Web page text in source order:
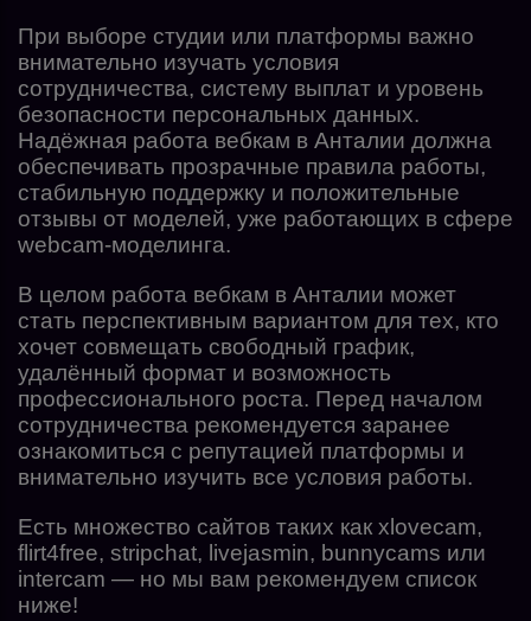
При выборе студии или платформы важно
внимательно изучать условия
сотрудничества, систему выплат и уровень
безопасности персональных данных.
Надёжная работа вебкам в Анталии должна
обеспечивать прозрачные правила работы,
стабильную поддержку и положительные
отзывы от моделей, уже работающих в сфере
webcam-моделинга.
В целом работа вебкам в Анталии может
стать перспективным вариантом для тех, кто
хочет совмещать свободный график,
удалённый формат и возможность
профессионального роста. Перед началом
сотрудничества рекомендуется заранее
ознакомиться с репутацией платформы и
внимательно изучить все условия работы.
Есть множество сайтов таких как xlovecam,
flirt4free, stripchat, livejasmin, bunnycams или
intercam — но мы вам рекомендуем список
ниже!